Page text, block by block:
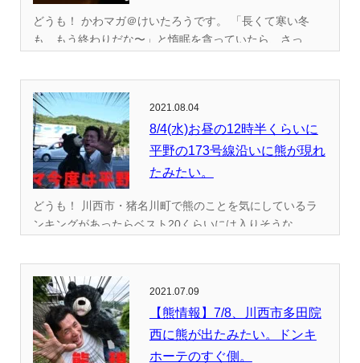
どうも！ かわマガ＠けいたろうです。 「長くて寒い冬
も、もう終わりだな〜」と惰眠を貪っていたら、さっ...
2021.08.04
8/4(水)お昼の12時半くらいに
平野の173号線沿いに熊が現れ
たみたい。
どうも！ 川西市・猪名川町で熊のことを気にしているラ
ンキングがあったらベスト20くらいには入りそうな...
2021.07.09
【熊情報】7/8、川西市多田院
西に熊が出たみたい。ドンキ
ホーテのすぐ側。